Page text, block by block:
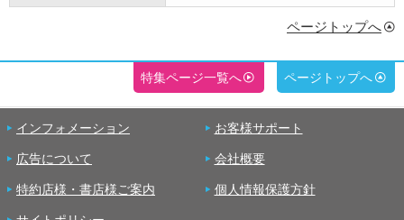
ページトップへ
特集ページ一覧へ ページトップへ
インフォメーション お客様サポート
広告について 会社概要
特約店様・書店様ご案内 個人情報保護方針